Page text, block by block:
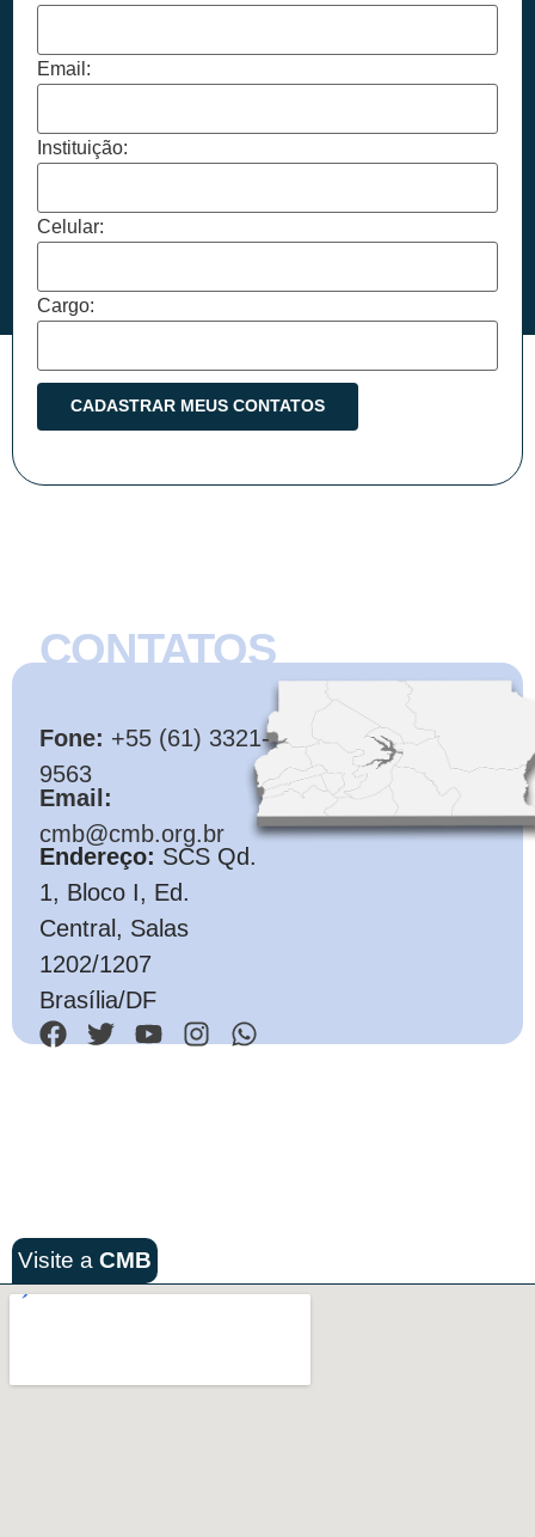
Email:
Instituição:
Celular:
Cargo:
CONTATOS
Fone: +55 (61) 3321-
9563
Email:
cmb@cmb.org.br
Endereço: SCS Qd.
1, Bloco I, Ed.
Central, Salas
1202/1207
Brasília/DF
Visite a CMB